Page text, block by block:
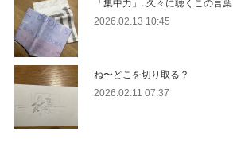
2026.02.13 10:45
ね〜どこを切り取る？
2026.02.11 07:37